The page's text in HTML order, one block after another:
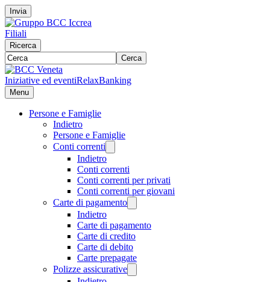
Invia
Filiali
Ricerca
Cerca
Iniziative ed eventiRelaxBanking
Menu
Persone e Famiglie
Indietro
Persone e Famiglie
Conti correnti
Indietro
Conti correnti
Conti correnti per privati
Conti correnti per giovani
Carte di pagamento
Indietro
Carte di pagamento
Carte di credito
Carte di debito
Carte prepagate
Polizze assicurative